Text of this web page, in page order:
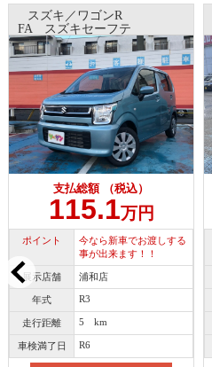
スズキ／ワゴンR
FA スズキセーフテ
ィーサポート非搭載
車
支払総額 （税込）
115.1万円
ポイント
今なら新車でお渡しする
事が出来ます！！
展示店舗 浦和店
年式 R3
走行距離 5 km
車検満了日 R6